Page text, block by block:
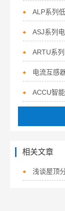
ALP系列
ASJ系列
ARTU系
电流互感
ACCU智
相关文章
浅谈屋顶